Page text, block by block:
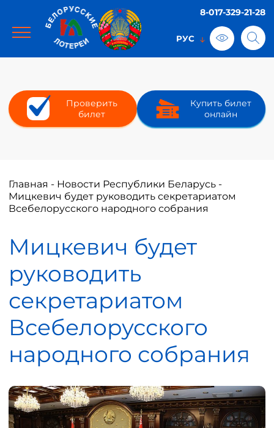
8-017-329-21-28
Проверить
билет
Купить билет
онлайн
Главная - Новости Республики Беларусь -
Мицкевич будет руководить секретариатом
Всебелорусского народного собрания
Мицкевич будет
руководить
секретариатом
Всебелорусского
народного собрания